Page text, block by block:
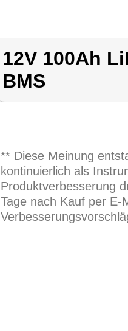
12V 100Ah
BMS
** Diese Meinung
kontinuierlich als
Produktverbesserung
Tage nach Kauf per E-